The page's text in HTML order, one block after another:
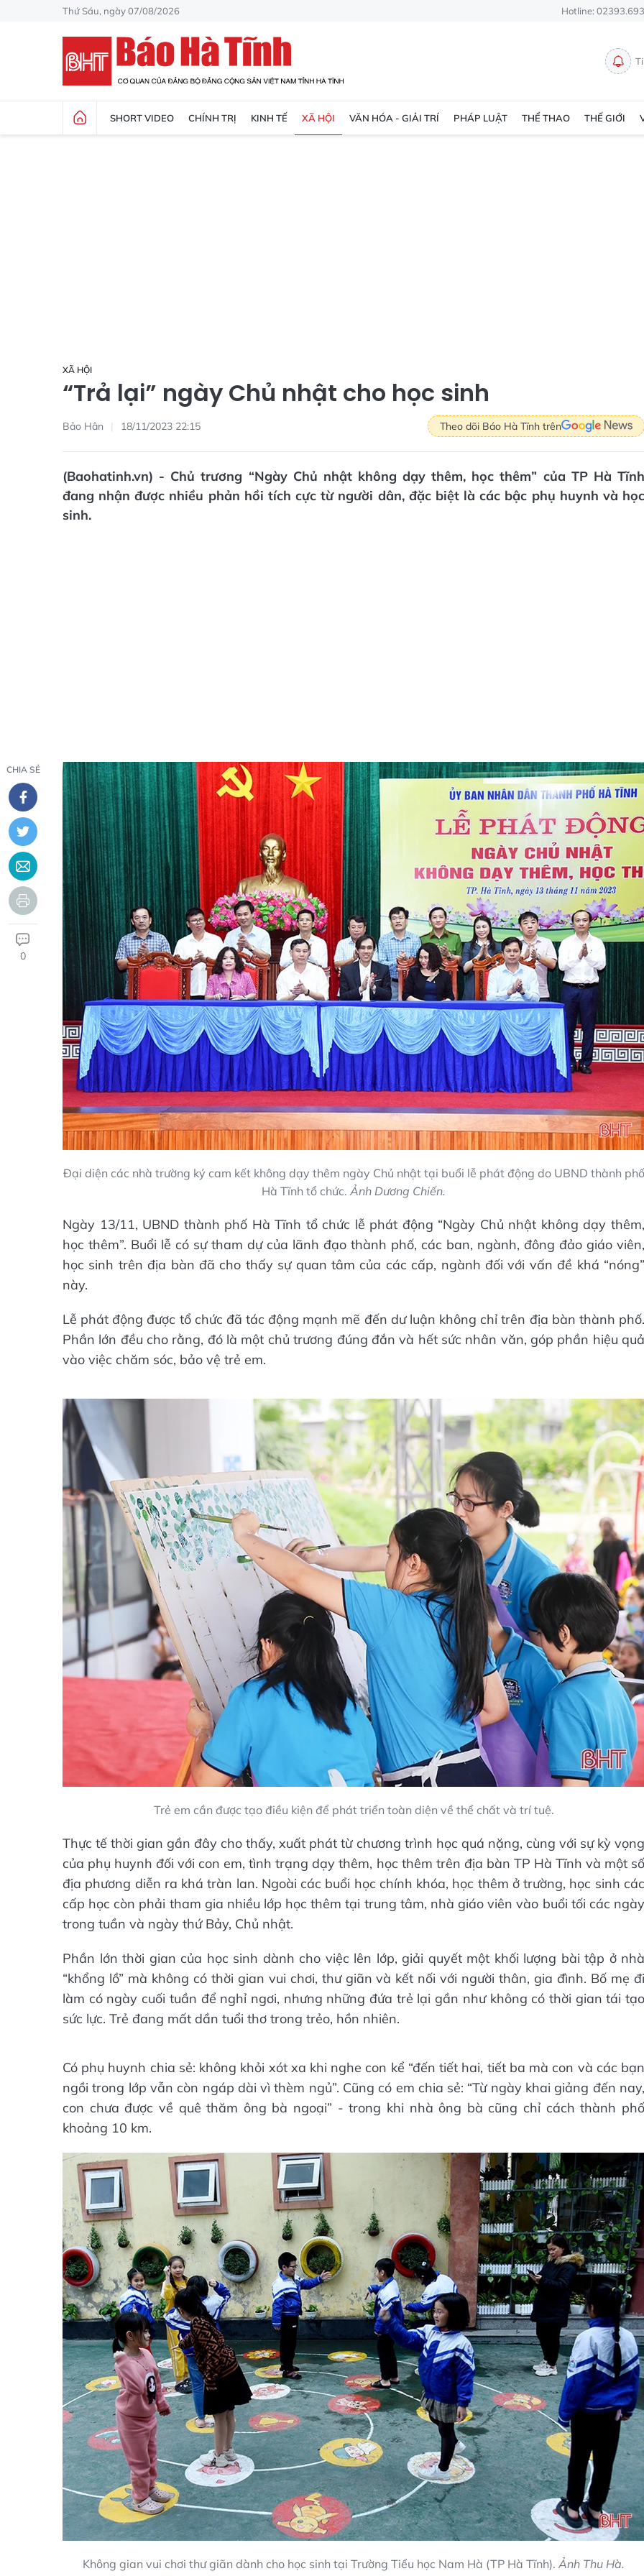
Thứ Sáu, ngày 07/08/2026 Hotline:
SHORT VIDEO CHÍNH TRỊ KINH TẾ XÃ HỘI VĂN HÓA - GIẢI TRÍ PHÁP LUẬT THỂ THAO THẾ GIỚI
XÃ HỘI
“Trả lại” ngày Chủ nhật cho học sinh
Bảo Hân 18/11/2023 22:15 Theo dõi Báo Hà Tĩnh trên
(Baohatinh.vn) - Chủ trương “Ngày Chủ nhật không dạy thêm, học thêm” của TP Hà Tĩnh
đang nhận được nhiều phản hồi tích cực từ người dân, đặc biệt là các bậc phụ huynh và học
sinh.
CHIA SẺ
0
Đại diện các nhà trường ký cam kết không dạy thêm ngày Chủ nhật tại buổi lễ phát động do UBND thành phố
Hà Tĩnh tổ chức. Ảnh Dương Chiến.
Ngày 13/11, UBND thành phố Hà Tĩnh tổ chức lễ phát động “Ngày Chủ nhật không dạy thêm,
học thêm”. Buổi lễ có sự tham dự của lãnh đạo thành phố, các ban, ngành, đông đảo giáo viên,
học sinh trên địa bàn đã cho thấy sự quan tâm của các cấp, ngành đối với vấn đề khá “nóng”
này.
Lễ phát động được tổ chức đã tác động mạnh mẽ đến dư luận không chỉ trên địa bàn thành phố.
Phần lớn đều cho rằng, đó là một chủ trương đúng đắn và hết sức nhân văn, góp phần hiệu quả
vào việc chăm sóc, bảo vệ trẻ em.
Trẻ em cần được tạo điều kiện để phát triển toàn diện về thể chất và trí tuệ.
Thực tế thời gian gần đây cho thấy, xuất phát từ chương trình học quá nặng, cùng với sự kỳ vọng
của phụ huynh đối với con em, tình trạng dạy thêm, học thêm trên địa bàn TP Hà Tĩnh và một số
địa phương diễn ra khá tràn lan. Ngoài các buổi học chính khóa, học thêm ở trường, học sinh các
cấp học còn phải tham gia nhiều lớp học thêm tại trung tâm, nhà giáo viên vào buổi tối các ngày
trong tuần và ngày thứ Bảy, Chủ nhật.
Phần lớn thời gian của học sinh dành cho việc lên lớp, giải quyết một khối lượng bài tập ở nhà
“khổng lồ” mà không có thời gian vui chơi, thư giãn và kết nối với người thân, gia đình. Bố mẹ đi
làm có ngày cuối tuần để nghỉ ngơi, nhưng những đứa trẻ lại gần như không có thời gian tái tạo
sức lực. Trẻ đang mất dần tuổi thơ trong trẻo, hồn nhiên.
Có phụ huynh chia sẻ: không khỏi xót xa khi nghe con kể “đến tiết hai, tiết ba mà con và các bạn
ngồi trong lớp vẫn còn ngáp dài vì thèm ngủ”. Cũng có em chia sẻ: “Từ ngày khai giảng đến nay,
con chưa được về quê thăm ông bà ngoại” - trong khi nhà ông bà cũng chỉ cách thành phố
khoảng 10 km.
Không gian vui chơi thư giãn dành cho học sinh tại Trường Tiểu học Nam Hà (TP Hà Tĩnh). Ảnh Thu Hà.